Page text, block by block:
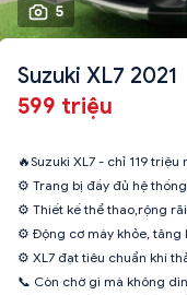
5
Suzuki XL7 2021
599 triệu
🔥Suzuki XL7 - chỉ 119 triệu
⚙ Trang bị đầy đủ hệ thống
⚙ Thiết kế thể thao,rộng
⚙ Động cơ máy khỏe, tăng
⚙ XL7 đạt tiêu chuẩn khí
📞 Còn chờ gì mà không